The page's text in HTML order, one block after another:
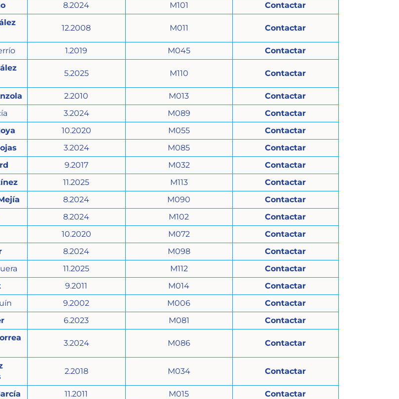
8.2024 M101
Contactar
12.2008 M011 Contactar
1.2019 M045
Contactar
5.2025 M110 Contactar
2.2010 M013
Contactar
3.2024 M089
Contactar
10.2020 M055
Contactar
3.2024 M085
Contactar
9.2017 M032
Contactar
11.2025 M113
Contactar
8.2024 M090
Contactar
8.2024 M102
Contactar
10.2020 M072
Contactar
8.2024 M098
Contactar
11.2025 M112
Contactar
9.2011 M014
Contactar
9.2002 M006
Contactar
6.2023 M081
Contactar
3.2024 M086 Contactar
2.2018 M034 Contactar
11.2011 M015
Contactar